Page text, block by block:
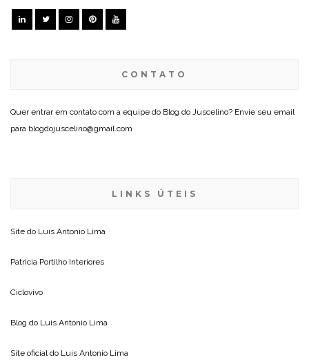
CONTATO
Quer entrar em contato com a equipe do Blog do Juscelino? Envie seu email
para blogdojuscelino@gmail.com
LINKS ÚTEIS
Site do Luis Antonio Lima
Patricia Portilho Interiores
Ciclovivo
Blog do Luis Antonio Lima
Site oficial do Luis Antonio Lima